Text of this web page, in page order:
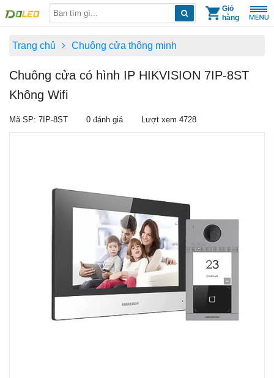
Giỏ
hàng
Trang chủ Chuông cửa thông minh
Chuông cửa có hình IP HIKVISION 7IP-8ST
Không Wifi
Mã SP: 7IP-8ST 0 đánh giá Lượt xem 4728